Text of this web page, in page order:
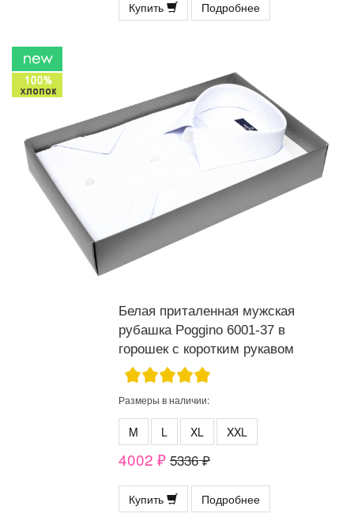
Купить Подробнее
Белая приталенная мужская
рубашка Poggino 6001-37 в
горошек с коротким рукавом
Размеры в наличии:
M L XL XXL
4002 ₽ 5336 ₽
Купить Подробнее